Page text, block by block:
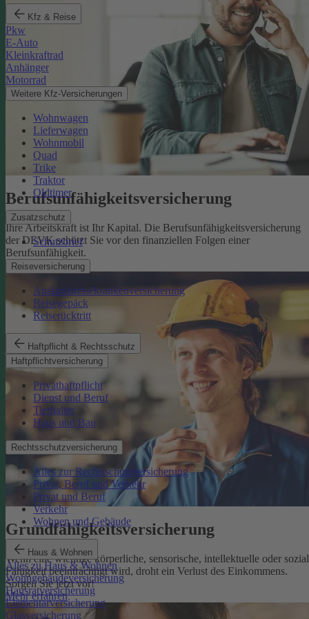
Kfz & Reise
Pkw
E-Auto
Kleinkraftrad
Anhänger
Motorrad
Weitere Kfz-Versicherungen
Wohnwagen
Lieferwagen
Wohnmobil
Quad
Trike
Traktor
Oldtimer
Zusatzschutz
Schutzbrief
Reiseversicherung
Auslandsreisekrankenversicherung
Reisegepäck
Reiserücktritt
Haftpflicht & Rechtsschutz
Haftpflichtversicherung
Privathaftpflicht
Dienst und Beruf
Tierhalter
Haus und Bau
Rechtsschutzversicherung
Alles zur Rechtsschutzversicherung
Privat, Beruf und Verkehr
Privat und Beruf
Verkehr
Wohnen und Gebäude
Haus & Wohnen
Alles zu Haus & Wohnen
Wohngebäudeversicherung
Hausratversicherung
Elementarversicherung
Glasversicherung
Berufsunfähigkeits­versicherung
Ihre Arbeitskraft ist Ihr Kapital. Die Berufsunfähigkeitsversicherung
der DEVK schützt Sie vor den finanziellen Folgen einer
Berufsunfähigkeit.
Mehr erfahren
Grundfähigkeits­versicherung
Wenn eine wichtige körperliche, sensorische, intellektuelle oder
Fähigkeit beeinträchtigt wird, droht ein Verlust des Einkommens.
Sorgen Sie jetzt vor!
Mehr erfahren